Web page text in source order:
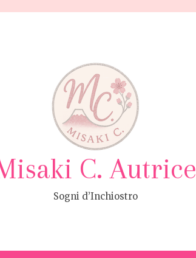
C. Autrice
Sogni d’Inchiostro